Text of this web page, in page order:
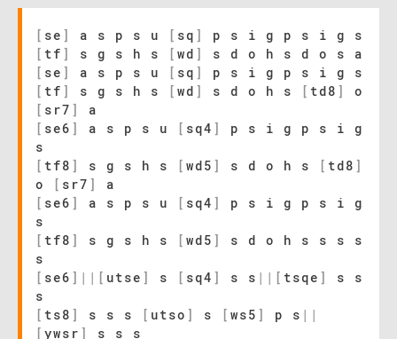
[ se ] a s p s u [ sq ]
p s i g p s i g s
[ tf ] s g s h s [ wd ]
s d o h s d o s a
[ se ] a s p s u [ sq ]
p s i g p s i g s
[ tf ] s g s h s [ wd ] s d o h s [ td8 ]
o
[ sr7 ]
a
[ se6 ] a s p s u [ sq4 ]
p s i g p s i g
s
[ tf8 ] s g s h s [ wd5 ] s d o h s [ td8 ]
o
[ sr7 ]
a
[ se6 ] a s p s u [ sq4 ]
p s i g p s i g
s
[ tf8 ] s g s h s [ wd5 ]
s d o h s s s s
s
[ se6 ] | | [ utse ] s [ sq4 ] s s | | [ tsqe ]
s s
s
[ ts8 ] s s s [ utso ] s [ ws5 ] p s | |
[ ywsr ]
s s s